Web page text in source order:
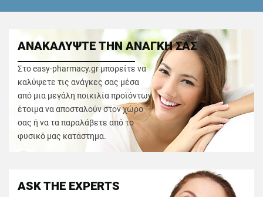
ΑΝΑΚΑΛΥΨΤΕ ΤΗΝ ΑΝΑΓΚΗ ΣΑΣ
Στο easy-pharmacy.gr μπορείτε να
καλύψετε τις ανάγκες σας μέσα
από μια μεγάλη ποικιλία προϊόντων
έτοιμα να αποσταλούν στον χώρο
σας ή να τα παραλάβετε από το
φυσικό μας κατάστημα.
ASK THE EXPERTS